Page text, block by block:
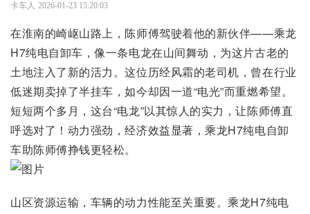
卡车人 2026-01-23 15:20:03
在淮南的崎岖山路上，陈师傅驾驶着他的新伙伴——乘龙
H7纯电自卸车，像一条电龙在山间舞动，为这片古老的
土地注入了新的活力。这位历经风霜的老司机，曾在行业
低迷期卖掉了半挂车，如今却因一道“电光”而重燃希望。
短短两个多月，这台“电龙”以其惊人的实力，让陈师傅直
呼选对了！动力强劲，经济效益显著，乘龙H7纯电自卸
车助陈师傅挣钱更轻松。
山区资源运输，车辆的动力性能至关重要。乘龙H7纯电